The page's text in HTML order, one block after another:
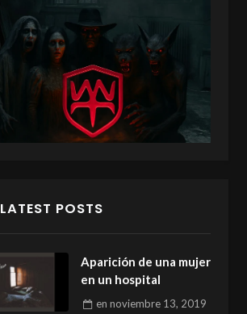
LATEST POSTS
Aparición de una mujer
en un hospital
ennoviembre 13, 2019